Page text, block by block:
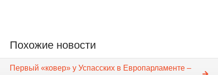
Похожие новости
Первый «ковер» у Успасских в Европарламенте –